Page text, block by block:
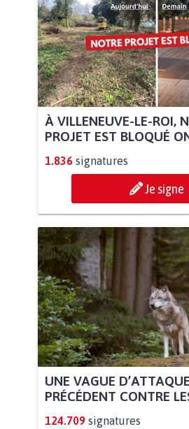
À VILLENEUVE-LE-ROI,
PROJET EST BLOQUÉ
1.836 signatures
Je signe
UNE VAGUE
PRÉCÉDENT CONTRE
124.709 signatures